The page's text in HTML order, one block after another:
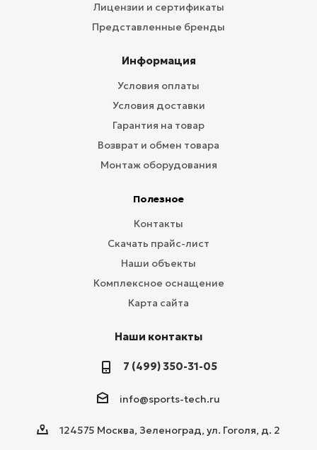
Лицензии и сертификаты
Представленные бренды
Информация
Условия оплаты
Условия доставки
Гарантия на товар
Возврат и обмен товара
Монтаж оборудования
Полезное
Контакты
Скачать прайс-лист
Наши объекты
Комплексное оснащение
Карта сайта
Наши контакты
7 (499) 350-31-05
info@sports-tech.ru
124575 Москва, Зеленоград, ул. Гоголя, д. 2